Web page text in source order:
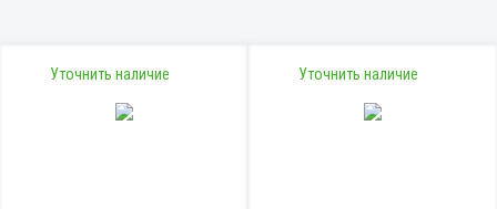
Уточнить наличие Уточнить наличие